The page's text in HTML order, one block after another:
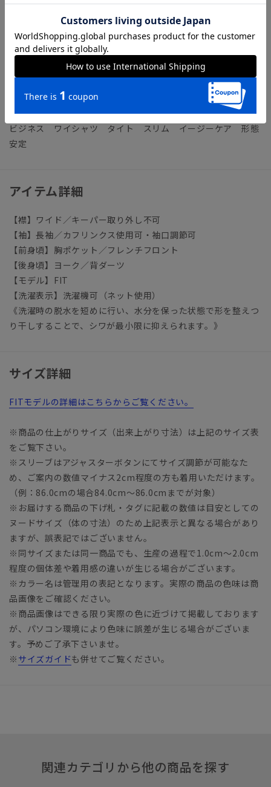
STRETCH COMFORT（ストレッチコンフォート）／自然な柔
らかさと風合い、心地良いストレッチ性を保持。光を遮断する
特殊糸を使用することで、透けも防止します。
【参考情報】The Style Dictionary
◆スーツに合うワイシャツおすすめ12選｜おしゃれ＆失敗しな
いシャツの選び方
ビジネス ワイシャツ タイト スリム イージーケア 形態
安定
アイテム詳細
【襟】ワイド／キーパー取り外し不可
【袖】長袖／カフリンクス使用可・袖口調節可
【前身頃】胸ポケット／フレンチフロント
【後身頃】ヨーク／背ダーツ
【モデル】FIT
【洗濯表示】洗濯機可（ネット使用）
《洗濯時の脱水を短めに行い、水分を保った状態で形を整えつ
り干しすることで、シワが最小限に抑えられます。》
サイズ詳細
FITモデルの詳細はこちらからご覧ください。
※商品の仕上がりサイズ（出来上がり寸法）は上記のサイズ表
をご覧下さい。
※スリーブはアジャスターボタンにてサイズ調節が可能なた
め、ご案内の数値マイナス2cm程度の方も着用いただけます。
（例：86.0cmの場合84.0cm～86.0cmまでが対象）
※お届けする商品の下げ札・タグに記載の数値は目安としての
ヌードサイズ（体の寸法）のため上記表示と異なる場合があり
ますが、誤表記ではございません。
※同サイズまたは同一商品でも、生産の過程で1.0cm～2.0cm
程度の個体差や着用感の違いが生じる場合がございます。
※カラー名は管理用の表記となります。実際の商品の色味は商
品画像をご確認ください。
※商品画像はできる限り実際の色に近づけて掲載しております
が、パソコン環境により色味に誤差が生じる場合がございま
す。予めご了承下さいませ。
※ サイズガイドも併せてご覧ください。
関連カテゴリから他の商品を探す